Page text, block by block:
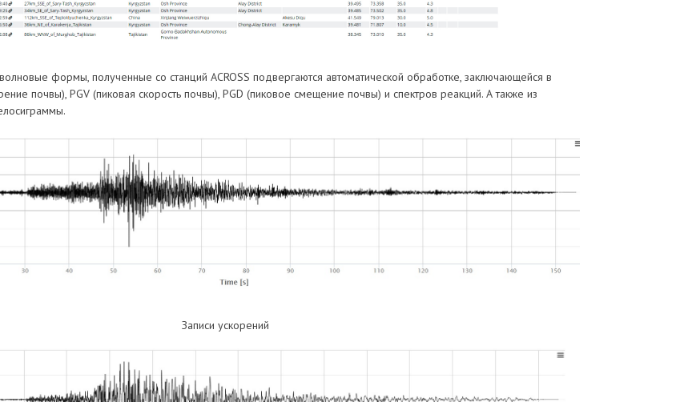
формы, полученные со станций ACROSS подвергаются автоматической обработке, заключающейся в
почвы), PGV (пиковая скорость почвы), PGD (пиковое смещение почвы) и спектров реакций. А также из
Записи ускорений